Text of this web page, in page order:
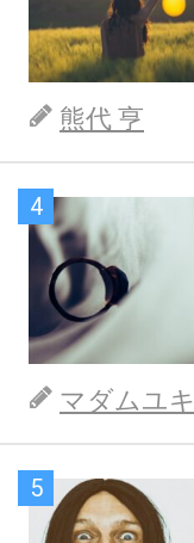
熊代 亨
4
マダムユキ
5